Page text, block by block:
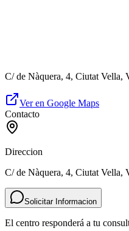
C/ de Nàquera, 4, Ciutat Vella,
Ver en Google Maps
Contacto
Direccion
C/ de Nàquera, 4, Ciutat Vella,
Solicitar Informacion
El centro responderá a tu